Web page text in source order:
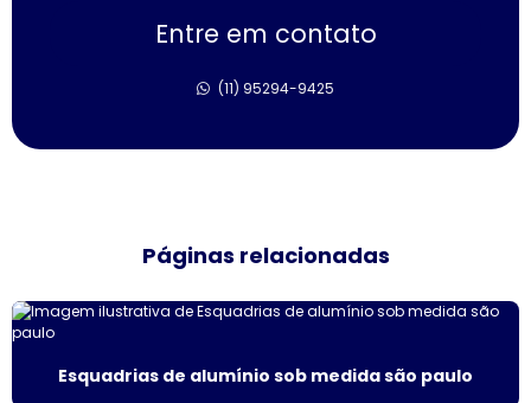
Empresa de janela sobreposta de giro
Empresa de janela sobreposta de giro em sp
Empresa de janela vidro multilaminado
Empresas de esquadrias de alumínio sp
Esquadria de alumínio amadeirado
Esquadria alumínio janela preço
Entre em contato
(11) 95294-9425
Páginas relacionadas
Esquadrias de alumínio sob medida são paulo